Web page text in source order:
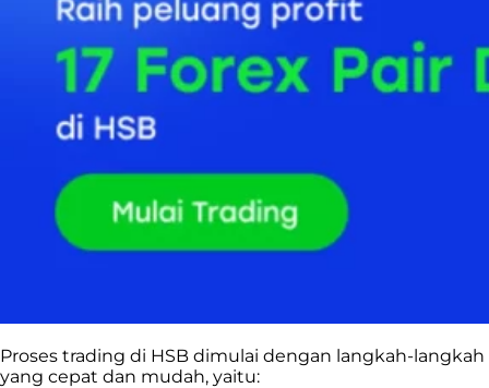
Proses trading di HSB dimulai dengan langkah-langkah
yang cepat dan mudah, yaitu: